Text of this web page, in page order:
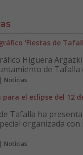
‘Fiestas de
Higuera
de Tafalla
Noticias
el eclipse del 12
Tafalla ha
organizada con
Noticias